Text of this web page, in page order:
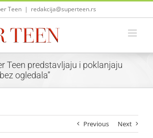
Teen | redakcija@superteen.rs
Teen predstavljaju i poklanjaju
ogledala”
Previous Next